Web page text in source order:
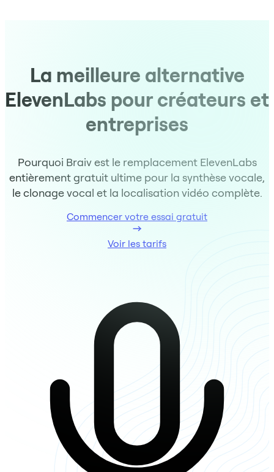
La meilleure alternative
ElevenLabs pour créateurs et
entreprises
Pourquoi Braiv est le remplacement ElevenLabs
entièrement gratuit ultime pour la synthèse vocale,
le clonage vocal et la localisation vidéo complète.
Commencer votre essai gratuit
Voir les tarifs